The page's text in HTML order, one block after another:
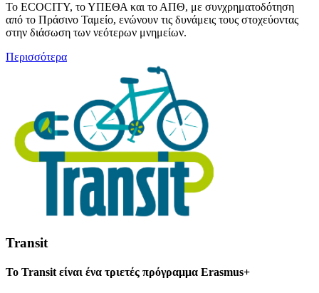
Το ECOCITY, το ΥΠΕΘΑ και το ΑΠΘ, με συνχρηματοδότηση
από το Πράσινο Ταμείο, ενώνουν τις δυνάμεις τους στοχεύοντας
στην διάσωση των νεότερων μνημείων.
Περισσότερα
Transit
Το Transit είναι ένα τριετές πρόγραμμα Erasmus+